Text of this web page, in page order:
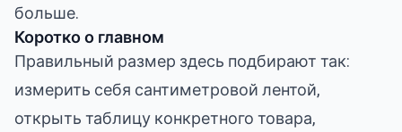
больше.
Коротко о главном
Правильный размер здесь подбирают так:
измерить себя сантиметровой лентой,
открыть таблицу конкретного товара,